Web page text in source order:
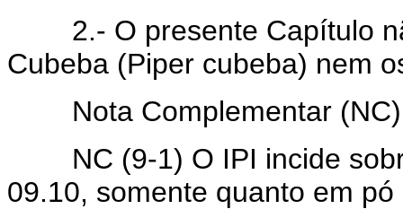
2.- O presente Capítulo
Cubeba (Piper cubeba) nem
Nota Complementar (NC)
NC (9-1) O IPI incide
09.10, somente quanto em